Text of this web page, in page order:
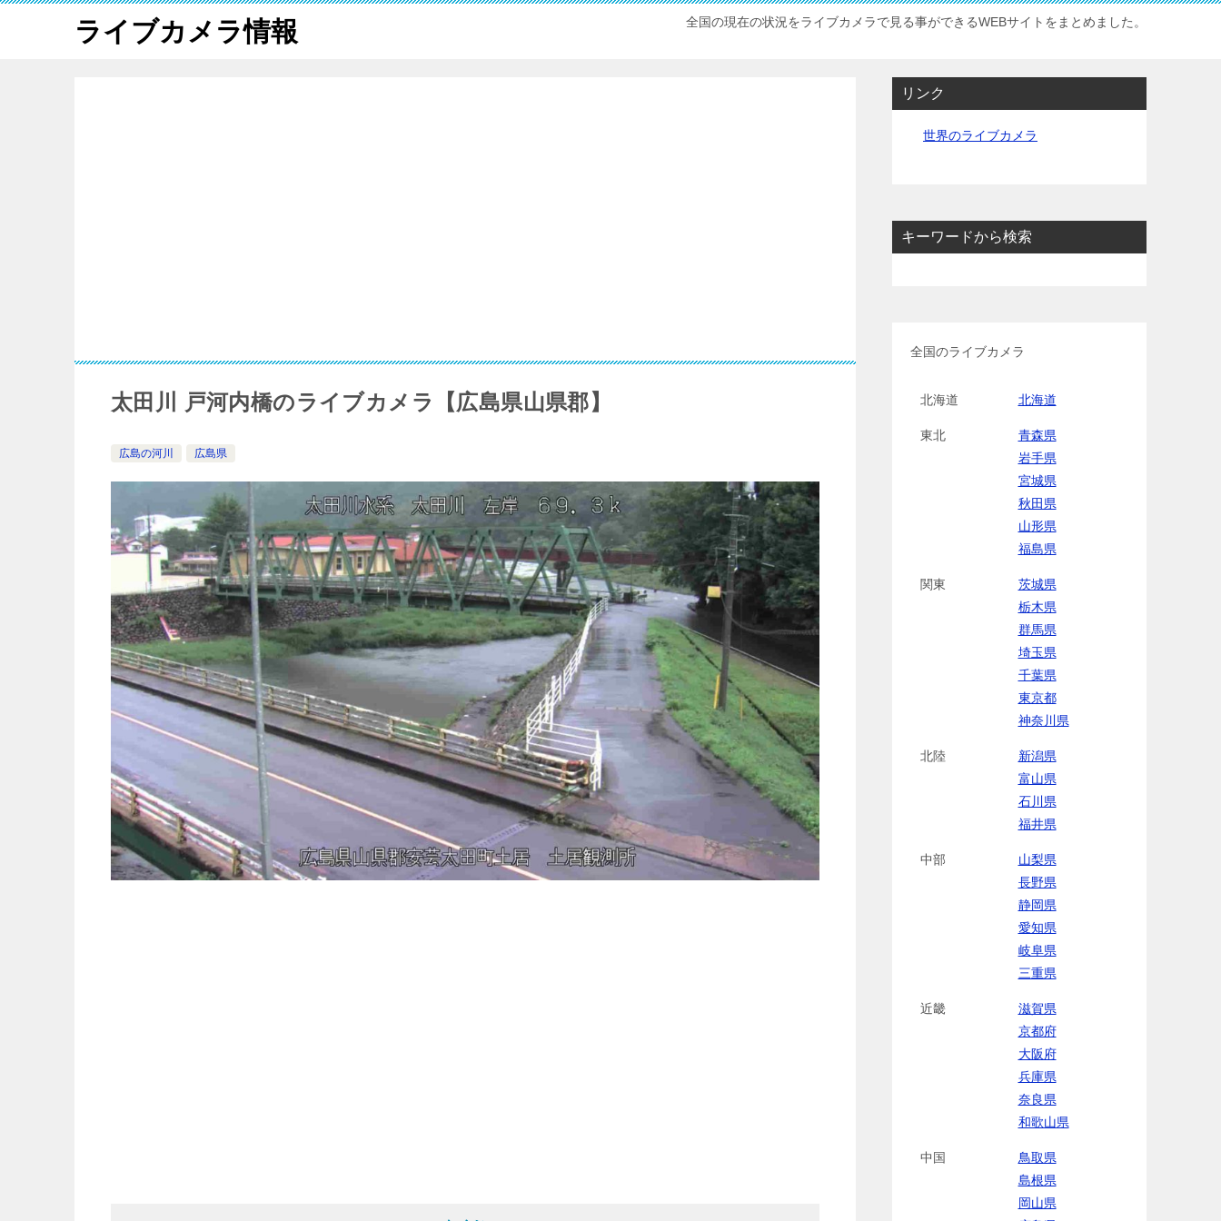
ライブカメラ情報 全国の現在の状況をライブカメラで見る事ができるWEBサイトをまとめました。
太田川 戸河内橋のライブカメラ【広島県山県郡】
広島の河川 広島県
リンク
世界のライブカメラ
キーワードから検索
全国のライブカメラ
北海道 北海道
東北
青森県
岩手県
宮城県
秋田県
山形県
福島県
関東
茨城県
栃木県
群馬県
埼玉県
千葉県
東京都
神奈川県
北陸
新潟県
富山県
石川県
福井県
中部
山梨県
長野県
静岡県
愛知県
岐阜県
三重県
近畿
滋賀県
京都府
大阪府
兵庫県
奈良県
和歌山県
中国
鳥取県
島根県
岡山県